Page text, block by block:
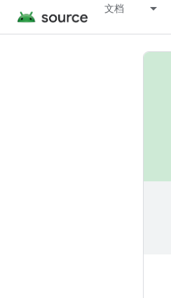
文档